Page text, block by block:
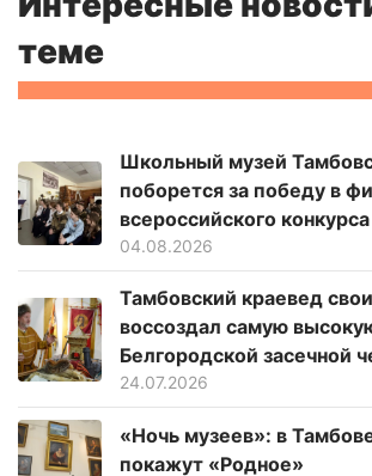
теме
Школьный музей
поборется за победу в
всероссийского конкурса
04.08.2026
Тамбовский краевед
воссоздал самую
Белгородской засечной
24.07.2026
«Ночь музеев»: в
покажут «Родное»